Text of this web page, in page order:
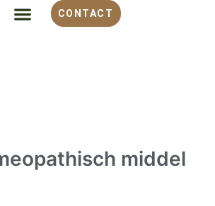
CONTACT
middel